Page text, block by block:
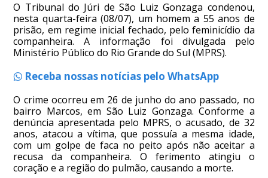
O Tribunal do Júri de São Luiz Gonzaga condenou,
nesta quarta-feira (08/07), um homem a 55 anos de
prisão, em regime inicial fechado, pelo feminicídio da
companheira. A informação foi divulgada pelo
Ministério Público do Rio Grande do Sul (MPRS).
Receba nossas notícias pelo WhatsApp
O crime ocorreu em 26 de junho do ano passado, no
bairro Marcos, em São Luiz Gonzaga. Conforme a
denúncia apresentada pelo MPRS, o acusado, de 32
anos, atacou a vítima, que possuía a mesma idade,
com um golpe de faca no peito após não aceitar a
recusa da companheira. O ferimento atingiu o
coração e a região do pulmão, causando a morte.